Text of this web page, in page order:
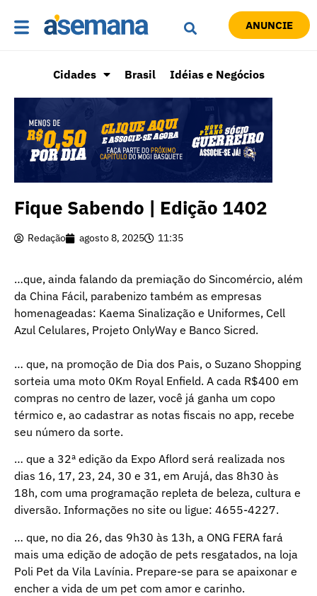
ANUNCIE
Cidades Brasil Idéias e Negócios
Fique Sabendo | Edição 1402
Redação agosto 8, 2025 11:35
…que, ainda falando da premiação do Sincomércio, além
da China Fácil, parabenizo também as empresas
homenageadas: Kaema Sinalização e Uniformes, Cell
Azul Celulares, Projeto OnlyWay e Banco Sicred.
… que, na promoção de Dia dos Pais, o Suzano Shopping
sorteia uma moto 0Km Royal Enfield. A cada R$400 em
compras no centro de lazer, você já ganha um copo
térmico e, ao cadastrar as notas fiscais no app, recebe
seu número da sorte.
… que a 32ª edição da Expo Aflord será realizada nos
dias 16, 17, 23, 24, 30 e 31, em Arujá, das 8h30 às
18h, com uma programação repleta de beleza, cultura e
diversão. Informações no site ou ligue: 4655-4227.
… que, no dia 26, das 9h30 às 13h, a ONG FERA fará
mais uma edição de adoção de pets resgatados, na loja
Poli Pet da Vila Lavínia. Prepare-se para se apaixonar e
encher a vida de um pet com amor e carinho.